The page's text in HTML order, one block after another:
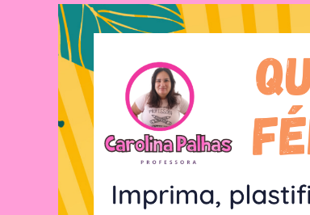
Verão
Para
Imprimir
Com
As
Crianças|Atividade
Com
O
Tema
Férias
De
Verão|Castelo
De